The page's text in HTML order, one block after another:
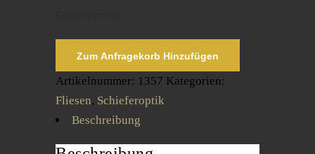
Zum Anfragekorb Hinzufügen
Artikelnummer: 1357 Kategorien:
Fliesen, Schieferoptik
Beschreibung